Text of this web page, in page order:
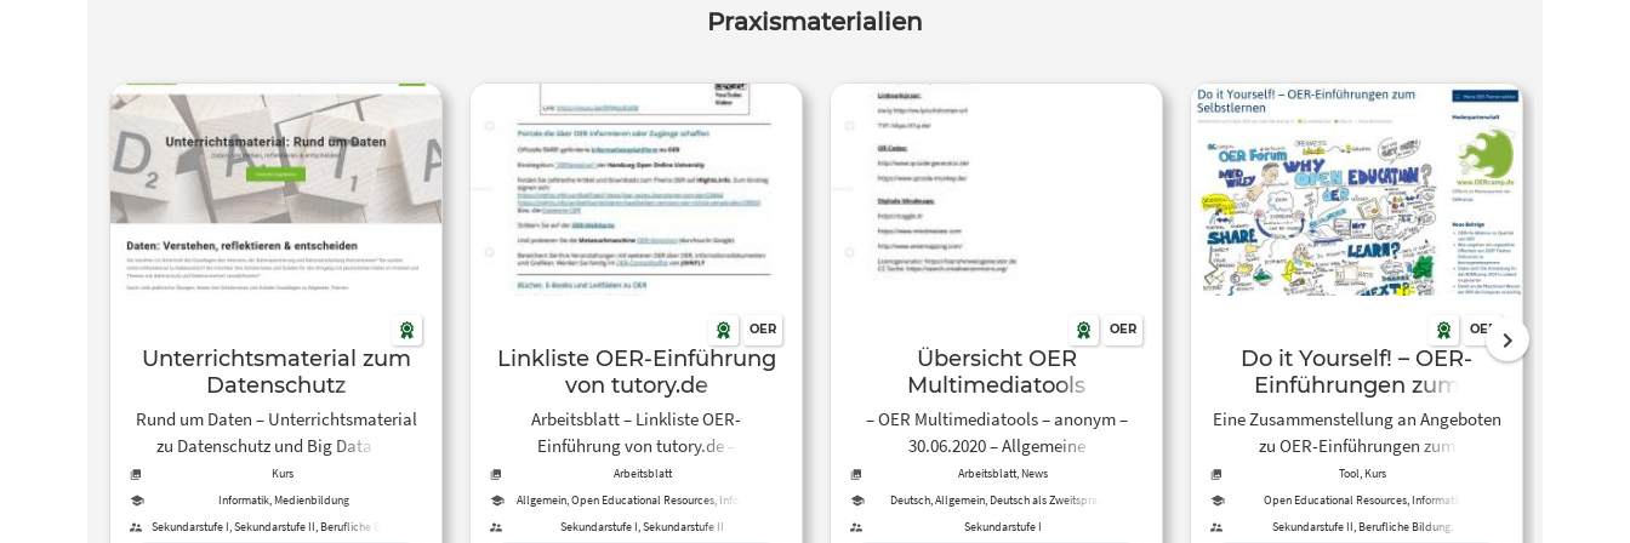
Praxismaterialien
Unterrichtsmaterial zum
Datenschutz
Rund um Daten – Unterrichtsmaterial
zu Datenschutz und Big Data für
Schulen. Videos, PDFs, Druckvorlagen.
Kurs
Informatik, Medienbildung
Sekundarstufe I, Sekundarstufe II, Berufliche Bildung
OER
Linkliste OER-Einführung
von tutory.de
Arbeitsblatt – Linkliste OER-
Einführung von tutory.de –
fächerverbindend – tutory.de […]
Arbeitsblatt
Allgemein, Open Educational Resources, Informatik
Sekundarstufe I, Sekundarstufe II
OER
Übersicht OER
Multimediatools
– OER Multimediatools – anonym –
30.06.2020 – Allgemeine
Hochschulreife, Weiterbildung –
Deutsch, Deutsch als Fremdsprache,
fächerverbindend, Medien,
Arbeitsblatt, News
Deutsch, Allgemein, Deutsch als Zweitsprache,
Resources, Informatik
Sekundarstufe I
OER
Do it Yourself! – OER-
Einführungen zum
Selbstlernen – open-
educational-
resources.de/do-it-
yourself-oer-
einfuehrungen-zum-
Eine Zusammenstellung an Angeboten
zu OER-Einführungen zum
Selbstlernen.
Tool, Kurs
Open Educational Resources, Informatik,
Sekundarstufe II, Berufliche Bildung,